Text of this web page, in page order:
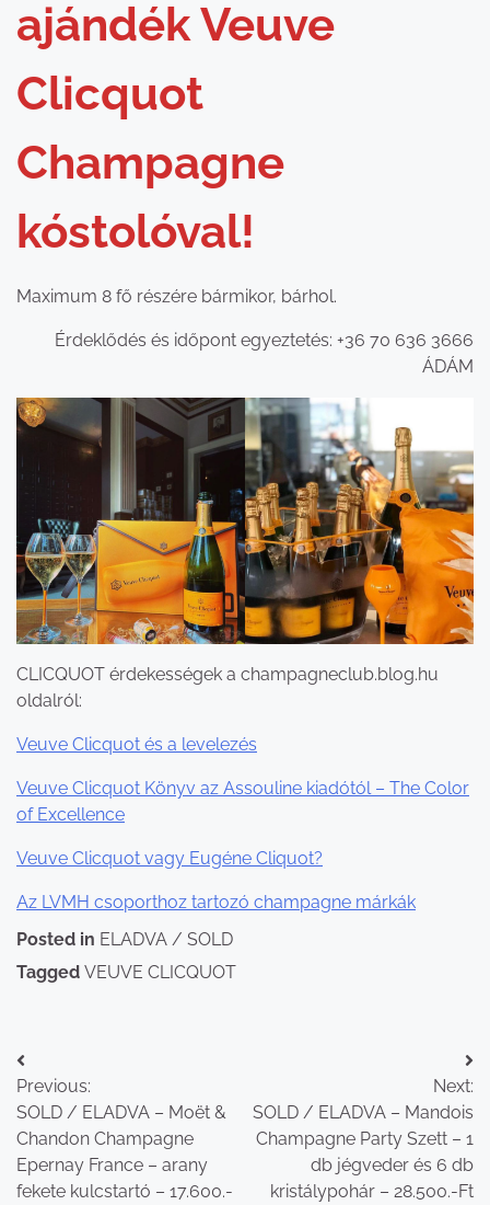
ajándék Veuve
Clicquot
Champagne
kóstolóval!
Maximum 8 fő részére bármikor, bárhol.
Érdeklődés és időpont egyeztetés: +36 70 636 3666
ÁDÁM
CLICQUOT érdekességek a champagneclub.blog.hu
oldalról:
Veuve Clicquot és a levelezés
Veuve Clicquot Könyv az Assouline kiadótól – The Color
of Excellence
Veuve Clicquot vagy Eugéne Cliquot?
Az LVMH csoporthoz tartozó champagne márkák
Posted in ELADVA / SOLD
Tagged VEUVE CLICQUOT
Bejegyzés
navigáció
Previous:
SOLD / ELADVA – Moët &
Chandon Champagne
Epernay France – arany
fekete kulcstartó – 17.600.-
Next:
SOLD / ELADVA – Mandois
Champagne Party Szett – 1
db jégveder és 6 db
kristálypohár – 28.500.-Ft